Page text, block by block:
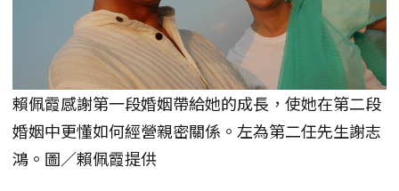
賴佩霞感謝第一段婚姻帶給她的成長，使她在第二段
婚姻中更懂如何經營親密關係。左為第二任先生謝志
鴻。圖／賴佩霞提供